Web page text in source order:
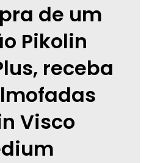
de um
Pikolin
receba
Visco